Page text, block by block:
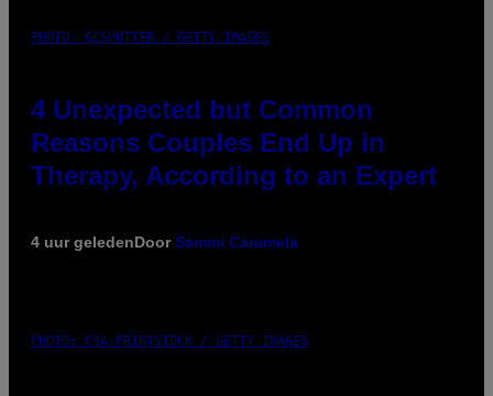
PHOTO: GCSHUTTER / GETTY IMAGES
4 Unexpected but Common
Reasons Couples End Up in
Therapy, According to an Expert
4 uur geledenDoorSammi Caramela
PHOTO: CSA-PRINTSTOCK / GETTY IMAGES